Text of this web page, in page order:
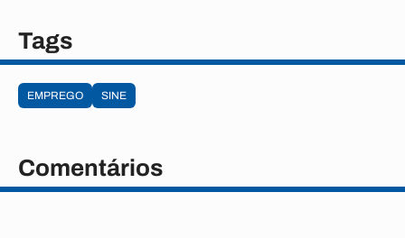
Tags
EMPREGO SINE
Comentários